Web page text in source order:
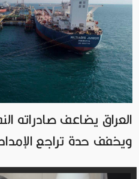
العراق يضاعف صادراته
ويخفف حدة تراجع